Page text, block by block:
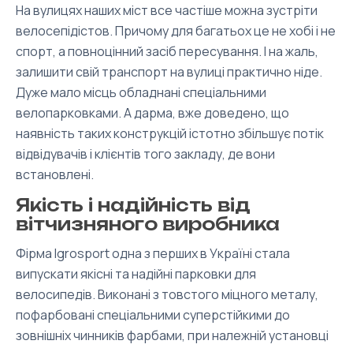
На вулицях наших міст все частіше можна зустріти
велосепідістов. Причому для багатьох це не хобі і не
спорт, а повноцінний засіб пересування. І на жаль,
залишити свій транспорт на вулиці практично ніде.
Дуже мало місць обладнані спеціальними
велопарковками. А дарма, вже доведено, що
наявність таких конструкцій істотно збільшує потік
відвідувачів і клієнтів того закладу, де вони
встановлені.
Якість і надійність від
вітчизняного виробника
Фірма Igrosport одна з перших в Україні стала
випускати якісні та надійні парковки для
велосипедів. Виконані з товстого міцного металу,
пофарбовані спеціальними суперстійкими до
зовнішніх чинників фарбами, при належній установці